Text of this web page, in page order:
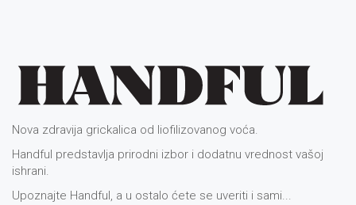
Nova zdravija grickalica od liofilizovanog voća.
Handful predstavlja prirodni izbor i dodatnu vrednost vašoj
ishrani.
Upoznajte Handful, a u ostalo ćete se uveriti i sami...